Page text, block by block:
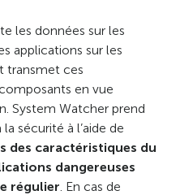
les données sur les
applications sur les
transmet ces
en vue
System Watcher prend
sécurité à l’aide de
des caractéristiques du
dangereuses
régulier . En cas de